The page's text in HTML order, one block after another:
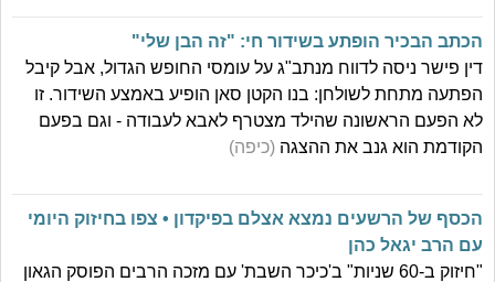
הכתב הבכיר הופתע בשידור חי: "זה הבן שלי"
דין פישר ניסה לדווח מנתב"ג על עומסי החופש הגדול, אבל קיבל
הפתעה מתחת לשולחן: בנו הקטן סאן הופיע באמצע השידור. זו
לא הפעם הראשונה שהילד מצטרף לאבא לעבודה - וגם בפעם
הקודמת הוא גנב את ההצגה (כיפה)
הכסף של הרשעים נמצא אצלם בפיקדון • צפו בחיזוק היומי
עם הרב יגאל כהן
"חיזוק ב-60 שניות" ב'כיכר השבת' עם מזכה הרבים הפוסק הגאון